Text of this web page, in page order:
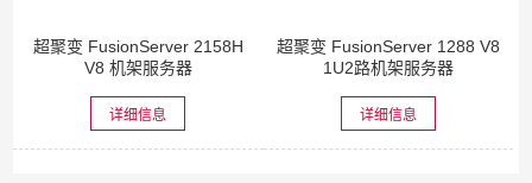
超聚变 FusionServer 2158H
V8 机架服务器
详细信息
超聚变 FusionServer 1288 V8
1U2路机架服务器
详细信息